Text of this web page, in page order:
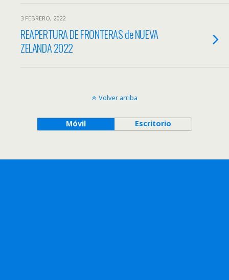
3 FEBRERO, 2022
REAPERTURA DE FRONTERAS de NUEVA
ZELANDA 2022
Volver arriba
Móvil Escritorio